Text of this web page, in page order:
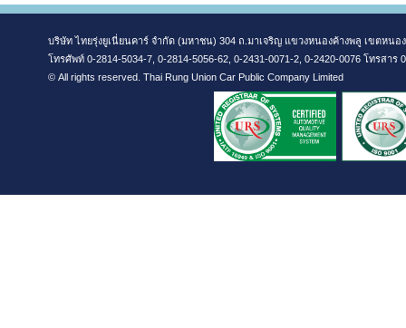
บริษัท ไทยรุ่งยูเนี่ยนคาร์ จำกัด (มหาชน) 304 ถ.มาเจริญ แขวงหนองค้างพลู เขตหนอ
โทรศัพท์ 0-2814-5034-7, 0-2814-5056-62, 0-2431-0071-2, 0-2420-0076 โทรสาร
© All rights reserved. Thai Rung Union Car Public Company Limited